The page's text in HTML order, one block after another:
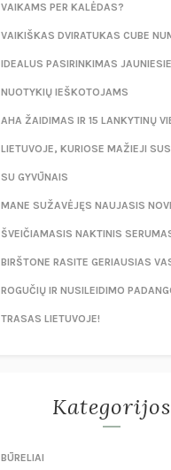
VAIKAMS PER KALĖDAS?
VAIKIŠKAS DVIRATUKAS CUBE
IDEALUS PASIRINKIMAS
NUOTYKIŲ IEŠKOTOJAMS
AHA ŽAIDIMAS IR 15 LANKYTINŲ
LIETUVOJE, KURIOSE MAŽIEJI
SU GYVŪNAIS
MANE SUŽAVĖJĘS NAUJASIS
ŠVEIČIAMASIS NAKTINIS
BIRŠTONE RASITE GERIAUSIAS
ROGUČIŲ IR NUSILEIDIMO
TRASAS LIETUVOJE!
Kategorijos
BŪRELIAI